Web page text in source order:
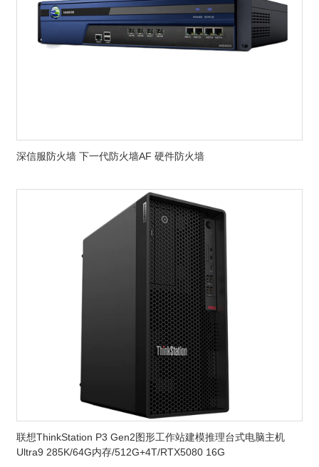
深信服防火墙 下一代防火墙AF 硬件防火墙
联想ThinkStation P3 Gen2图形工作站建模推理台式电脑主机
Ultra9 285K/64G内存/512G+4T/RTX5080 16G